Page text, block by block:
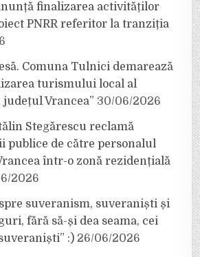
finalizarea activităților
PNRR referitor la tranziția
Comuna Tulnici demarează
turismului local al
Vrancea” 30/06/2026
Stegărescu reclamă
publice de către personalul
într-o zonă rezidențială
2026
suveranism, suveraniști și
fără să-și dea seama, cei
:) 26/06/2026